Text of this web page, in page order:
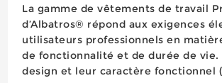
La gamme de vêtements de travail
d’Albatros® répond aux exigences
utilisateurs professionnels en
de fonctionnalité et de durée de
design et leur caractère fonctionnel